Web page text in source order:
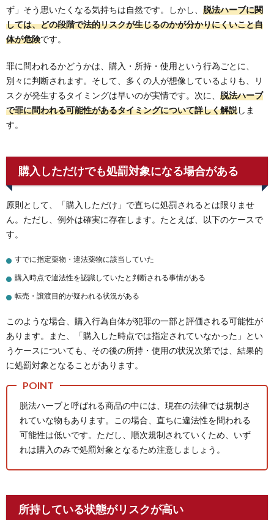
ず」そう思いたくなる気持ちは自然です。しかし、 脱法ハーブに関
しては、どの段階で法的リスクが生じるのかが分かりにくいこと自
体が危険です。
罪に問われるかどうかは、購入・所持・使用という行為ごとに、
別々に判断されます。そして、多くの人が想像しているよりも、リ
スクが発生するタイミングは早いのが実情です。次に、 脱法ハーブ
で罪に問われる可能性があるタイミングについて詳しく解説しま
す。
購入しただけでも処罰対象になる場合がある
原則として、「購入しただけ」で直ちに処罰されるとは限りませ
ん。ただし、例外は確実に存在します。たとえば、以下のケースで
す。
すでに指定薬物・違法薬物に該当していた
購入時点で違法性を認識していたと判断される事情がある
転売・譲渡目的が疑われる状況がある
このような場合、購入行為自体が犯罪の一部と評価される可能性が
あります。また、「購入した時点では指定されていなかった」とい
うケースについても、その後の所持・使用の状況次第では、結果的
に処罰対象となることがあります。
脱法ハーブと呼ばれる商品の中には、現在の法律では規制さ
れていな物もあります。この場合、直ちに違法性を問われる
可能性は低いです。ただし、順次規制されていくため、いず
れは購入のみで処罰対象となるため注意しましょう。
所持している状態がリスクが高い